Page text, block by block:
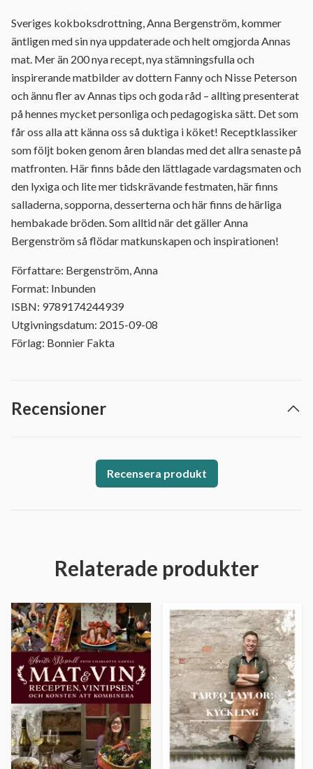
Sveriges kokboksdrottning, Anna Bergenström, kommer
äntligen med sin nya uppdaterade och helt omgjorda Annas
mat. Mer än 200 nya recept, nya stämningsfulla och
inspirerande matbilder av dottern Fanny och Nisse Peterson
och ännu fler av Annas tips och goda råd – allting presenterat
på hennes mycket personliga och pedagogiska sätt. Det som
får oss alla att känna oss så duktiga i köket! Receptklassiker
som följt boken genom åren blandas med det allra senaste på
matfronten. Här finns både den lättlagade vardagsmaten och
den lyxiga och lite mer tidskrävande festmaten, här finns
salladerna, sopporna, desserterna och här finns de härliga
hembakade bröden. Som alltid när det gäller Anna
Bergenström så flödar matkunskapen och inspirationen!
Författare: Bergenström, Anna
Format: Inbunden
ISBN: 9789174244939
Utgivningsdatum: 2015-09-08
Förlag: Bonnier Fakta
Recensioner
Recensera produkt
Relaterade produkter